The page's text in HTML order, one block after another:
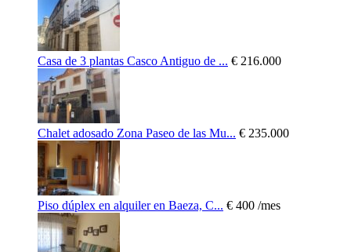
Casa de 3 plantas Casco Antiguo de ... € 216.000
Chalet adosado Zona Paseo de las Mu... € 235.000
Piso dúplex en alquiler en Baeza, C... € 400 /mes